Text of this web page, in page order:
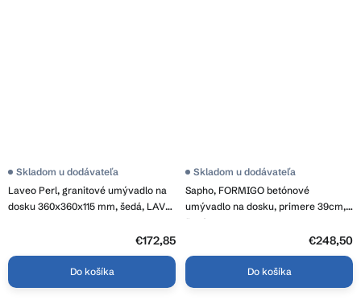
Laveo Perl, granitové umývadlo na
dosku 360x360x115 mm, šedá, LAV-
Skladom u dodávateľa
€172,85
Do košíka
Sapho, FORMIGO betónové
umývadlo na dosku, primere 39cm,
šedá, FG317
Skladom u dodávateľa
€248,50
Do košíka